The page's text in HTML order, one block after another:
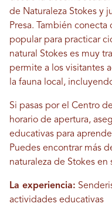
de Naturaleza Stokes y
Presa. También
popular para practicar
natural Stokes es muy
permite a los visitantes
la fauna local,
Si pasas por el Centro
horario de apertura,
educativas para
Puedes encontrar más
naturaleza de Stokes en
La experiencia:
actividades educativas